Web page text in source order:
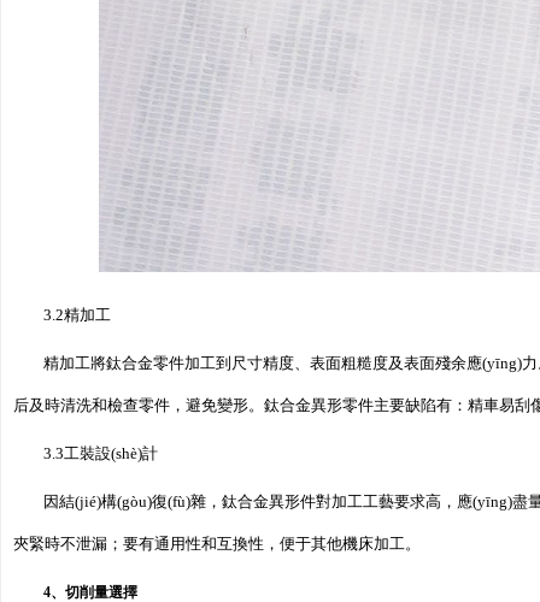
3.2精加工
精加工將鈦合金零件加工到尺寸精度、表面粗糙度及表面殘余應(yīng)力
后及時清洗和檢查零件，避免變形。鈦合金異形零件主要缺陷有：精車易刮
3.3工裝設(shè)計
因結(jié)構(gòu)復(fù)雜，鈦合金異形件對加工工藝要求高，應(yīng)盡
夾緊時不泄漏；要有通用性和互換性，便于其他機床加工。
4、切削量選擇